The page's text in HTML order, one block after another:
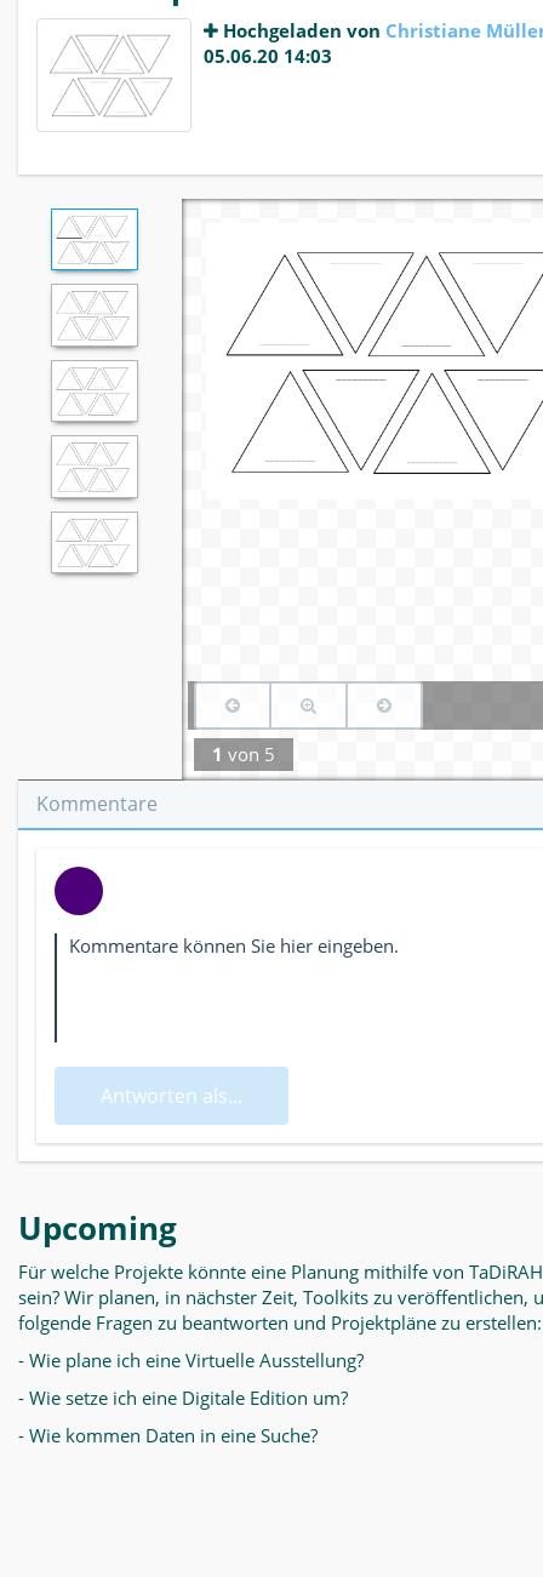
Hochgeladen von Christiane
05.06.20 14:03
1 von 5
Kommentare
Antworten als...
Upcoming
Für welche Projekte könnte eine Planung mithilfe von
sein? Wir planen, in nächster Zeit, Toolkits zu veröffentlichen,
folgende Fragen zu beantworten und Projektpläne zu erstellen:
- Wie plane ich eine Virtuelle Ausstellung?
- Wie setze ich eine Digitale Edition um?
- Wie kommen Daten in eine Suche?